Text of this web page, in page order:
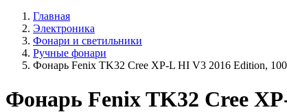
Главная
Электроника
Фонари и светильники
Ручные фонари
Фонарь Fenix TK32 Cree XP-L HI V3 2016 Edition,
Фонарь Fenix TK32 Cree